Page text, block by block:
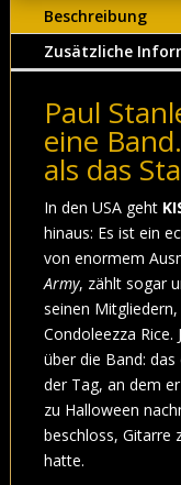
Beschreibung
Zusätzliche
Paul
eine
als das
In den USA geht
hinaus: Es ist ein
von enormem
Army, zählt sogar
seinen
Condoleezza
über die Band:
der Tag, an dem
zu Halloween
beschloss, Gitarre
hatte.